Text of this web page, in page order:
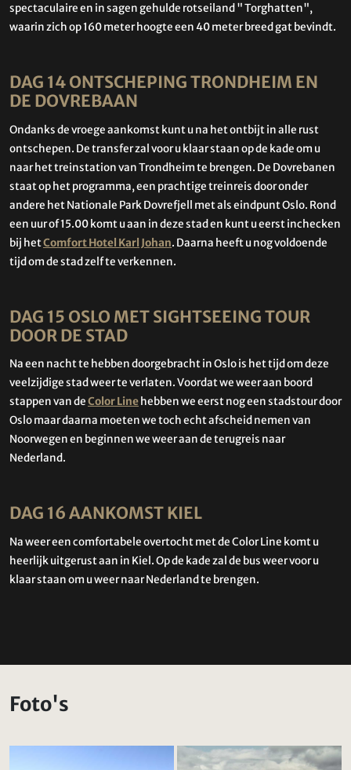
spectaculaire en in sagen gehulde rotseiland " Torghatten",
waarin zich op 160 meter hoogte een 40 meter breed gat bevindt.
DAG 14 ONTSCHEPING TRONDHEIM EN
DE DOVREBAAN
Ondanks de vroege aankomst kunt u na het ontbijt in alle rust
ontschepen. De transfer zal voor u klaar staan op de kade om u
naar het treinstation van Trondheim te brengen. De Dovrebanen
staat op het programma, een prachtige treinreis door onder
andere het Nationale Park Dovrefjell met als eindpunt Oslo. Rond
een uur of 15.00 komt u aan in deze stad en kunt u eerst inchecken
bij hetComfort Hotel Karl Johan. Daarna heeft u nog voldoende
tijd om de stad zelf te verkennen.
DAG 15 OSLO MET SIGHTSEEING TOUR
DOOR DE STAD
Na een nacht te hebben doorgebracht in Oslo is het tijd om deze
veelzijdige stad weer te verlaten. Voordat we weer aan boord
stappen van deColor Line hebben we eerst nog een stadstour door
Oslo maar daarna moeten we toch echt afscheid nemen van
Noorwegen en beginnen we weer aan de terugreis naar
Nederland.
DAG 16 AANKOMST KIEL
Na weer een comfortabele overtocht met de Color Line komt u
heerlijk uitgerust aan in Kiel. Op de kade zal de bus weer voor u
klaar staan om u weer naar Nederland te brengen.
Foto's